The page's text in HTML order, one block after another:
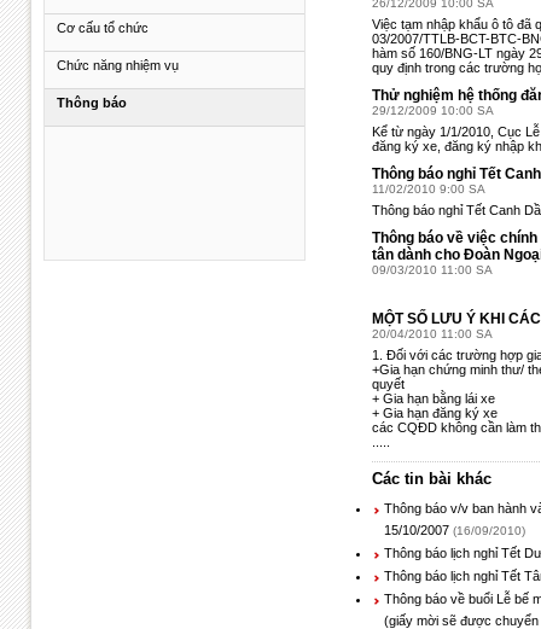
Cơ cấu tổ chức
Chức năng nhiệm vụ
Thông báo
26/12/2009 10:00 SA
Việc tạm nhập khẩu ô tô đã
03/2007/TTLB-BCT-BTC-
hàm số 160/BNG-LT ngày
quy định trong các trường
Thử nghiệm hệ thống
29/12/2009 10:00 SA
Kể từ ngày 1/1/2010, Cục
đăng ký xe, đăng ký nhập
Thông báo nghỉ Tết
11/02/2010 9:00 SA
Thông báo nghỉ Tết Canh
Thông báo về việc
tân dành cho Đoàn
09/03/2010 11:00 SA
MỘT SỐ LƯU Ý KHI
20/04/2010 11:00 SA
1. Đối với các trường hợp
+Gia hạn chứng minh thư/
quyết
+ Gia hạn bằng lái xe
+ Gia hạn đăng ký xe
các CQĐD không cần làm
Các tin bài khác
Thông báo v/v ban hành
15/10/2007 (16/09/2010)
Thông báo lịch nghỉ Tết
Thông báo lịch nghỉ Tết
Thông báo về buổi Lễ bế
(giấy mời sẽ được